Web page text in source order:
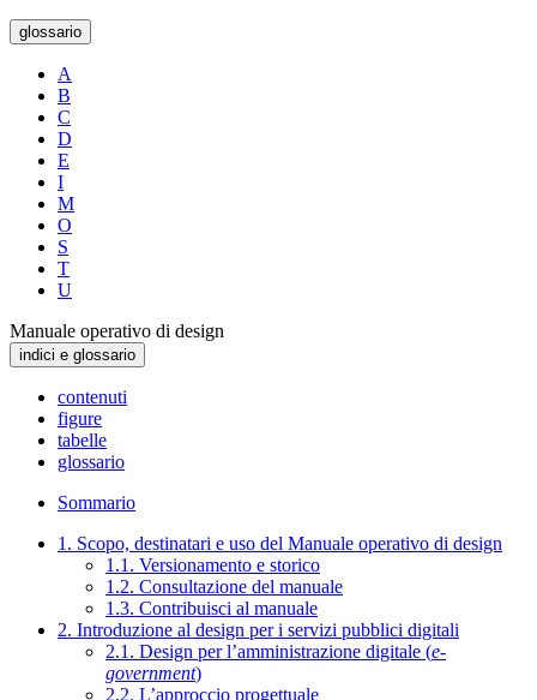
glossario
A
B
C
D
E
I
M
O
S
T
U
Manuale operativo di design
indici e glossario
contenuti
figure
tabelle
glossario
Sommario
1. Scopo, destinatari e uso del Manuale operativo di design
1.1. Versionamento e storico
1.2. Consultazione del manuale
1.3. Contribuisci al manuale
2. Introduzione al design per i servizi pubblici digitali
2.1. Design per l’amministrazione digitale (e-
government)
2.2. L’approccio progettuale